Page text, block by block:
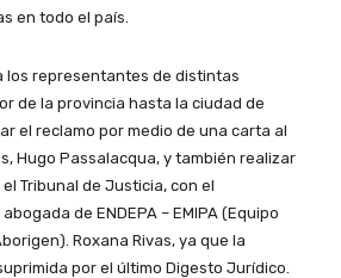
en todo el país.
los representantes de distintas
de la provincia hasta la ciudad de
el reclamo por medio de una carta al
Hugo Passalacqua, y también realizar
Tribunal de Justicia, con el
de ENDEPA – EMIPA (Equipo
Roxana Rivas, ya que la
por el último Digesto Jurídico.